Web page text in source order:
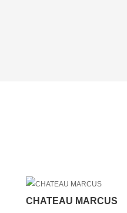
CHATEAU MARCUS